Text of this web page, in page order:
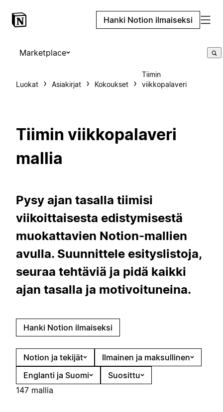
Hanki Notion ilmaiseksi
Marketplace
Luokat Asiakirjat Kokoukset
Tiimin
viikkopalaveri
Tiimin viikkopalaveri
mallia
Pysy ajan tasalla tiimisi
viikoittaisesta edistymisestä
muokattavien Notion-mallien
avulla. Suunnittele esityslistoja,
seuraa tehtäviä ja pidä kaikki
ajan tasalla ja motivoituneina.
Hanki Notion ilmaiseksi
Notion ja tekijät
Ilmainen ja maksullinen
Englanti ja Suomi
Suosittu
147 mallia